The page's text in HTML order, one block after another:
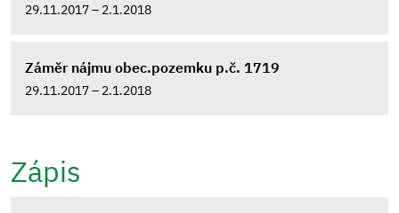
29.11.2017 – 2.1.2018
Záměr nájmu obec.pozemku p.č. 1719
29.11.2017 – 2.1.2018
Zápis